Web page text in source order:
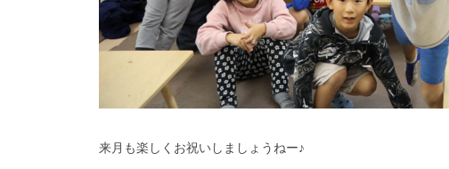
来月も楽しくお祝いしましょうねー♪